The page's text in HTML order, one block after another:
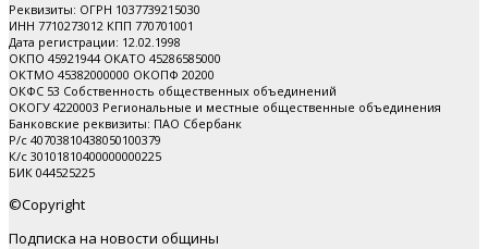
Реквизиты: ОГРН 1037739215030
ИНН 7710273012 КПП 770701001
Дата регистрации: 12.02.1998
ОКПО 45921944 ОКАТО 45286585000
ОКТМО 45382000000 ОКОПФ 20200
ОКФС 53 Собственность общественных объединений
ОКОГУ 4220003 Региональные и местные общественные объединения
Банковские реквизиты: ПАО Cбербанк
Р/с 40703810438050100379
К/с 30101810400000000225
БИК 044525225
©Copyright
Подписка на новости общины